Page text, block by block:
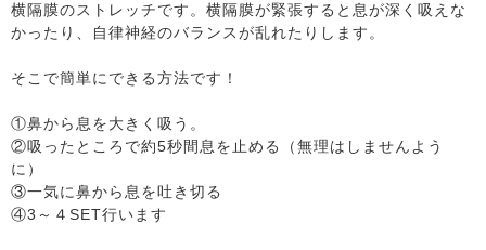
横隔膜のストレッチです。横隔膜が緊張すると息が深く吸えな
かったり、自律神経のバランスが乱れたりします。
そこで簡単にできる方法です！
①鼻から息を大きく吸う。
②吸ったところで約5秒間息を止める（無理はしませんよう
に）
③一気に鼻から息を吐き切る
④3～４SET行います